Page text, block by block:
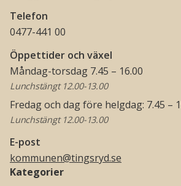
Telefon
0477-441 00
Öppettider och växel
Måndag-torsdag 7.45 – 16.00
Lunchstängt 12.00-13.00
Fredag och dag före helgdag: 7.45 –
Lunchstängt 12.00-13.00
E-post
kommunen@tingsryd.se
Kategorier